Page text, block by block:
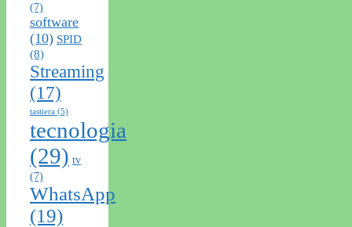
(7)
software
(10) SPID
(8)
Streaming
(17)
tastiera (5)
tecnologia
(29) tv
(7)
WhatsApp
(19)